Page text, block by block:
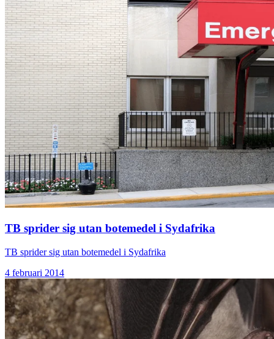
TB sprider sig utan botemedel i Sydafrika
TB sprider sig utan botemedel i Sydafrika
4 februari 2014